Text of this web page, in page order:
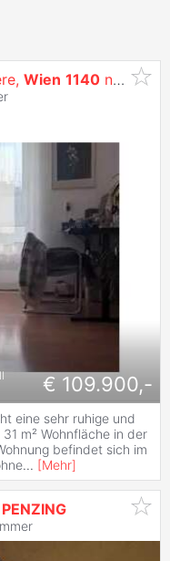
Wien 1140 neben S-Bahn
€ 109.900,-
eine sehr ruhige und
m² Wohnfläche in der
befindet sich im
... [Mehr]
PENZING